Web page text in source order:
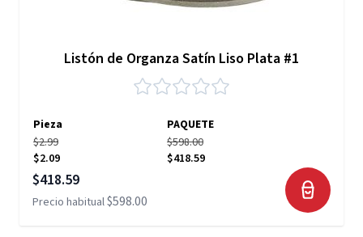
Listón de Organza Satín Liso Plata #1
Pieza
PAQUETE
$2.99
$2.09
$598.00
$418.59
Precio especial
$418.59
Precio habitual$598.00